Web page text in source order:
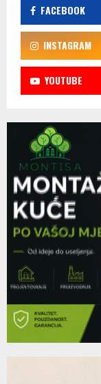
FACEBOOK
INSTAGRAM
YOUTUBE